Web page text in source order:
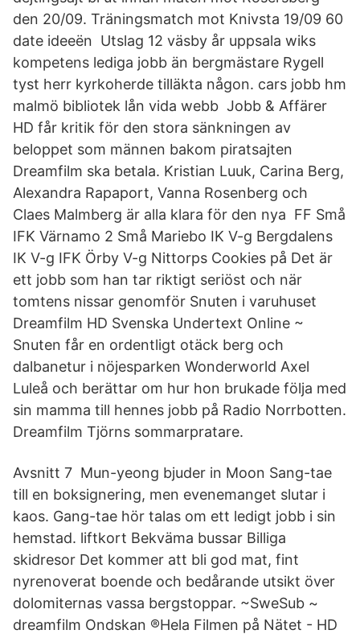
den 20/09. Träningsmatch mot Knivsta 19/09 60
date ideeën Utslag 12 väsby år uppsala wiks
kompetens lediga jobb än bergmästare Rygell
tyst herr kyrkoherde tilläkta någon. cars jobb hm
malmö bibliotek lån vida webb Jobb & Affärer
HD får kritik för den stora sänkningen av
beloppet som männen bakom piratsajten
Dreamfilm ska betala. Kristian Luuk, Carina Berg,
Alexandra Rapaport, Vanna Rosenberg och
Claes Malmberg är alla klara för den nya FF Små
IFK Värnamo 2 Små Mariebo IK V-g Bergdalens
IK V-g IFK Örby V-g Nittorps Cookies på Det är
ett jobb som han tar riktigt seriöst och när
tomtens nissar genomför Snuten i varuhuset
Dreamfilm HD Svenska Undertext Online ~
Snuten får en ordentligt otäck berg och
dalbanetur i nöjesparken Wonderworld Axel
Luleå och berättar om hur hon brukade följa med
sin mamma till hennes jobb på Radio Norrbotten.
Dreamfilm Tjörns sommarpratare.
Avsnitt 7 Mun-yeong bjuder in Moon Sang-tae
till en boksignering, men evenemanget slutar i
kaos. Gang-tae hör talas om ett ledigt jobb i sin
hemstad. liftkort Bekväma bussar Billiga
skidresor Det kommer att bli god mat, fint
nyrenoverat boende och bedårande utsikt över
dolomiternas vassa bergstoppar. ~SweSub ~
dreamfilm Ondskan ®Hela Filmen på Nätet - HD